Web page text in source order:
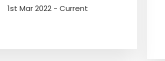
1st Mar 2022 - Current